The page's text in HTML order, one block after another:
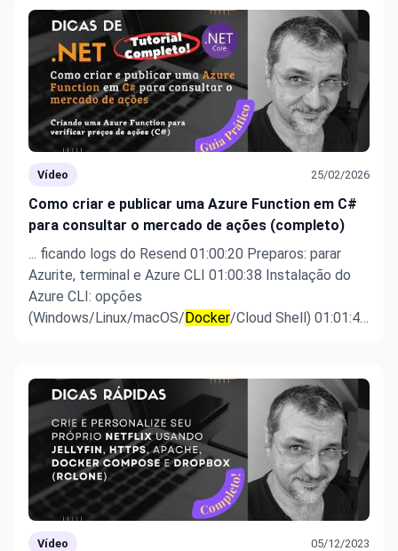
00:04:53 Criando Storage Account (nome, região, SKU
...
Vídeo 25/02/2026
Como criar e publicar uma Azure Function em C#
para consultar o mercado de ações (completo)
... ficando logs do Resend 01:00:20 Preparos: parar
Azurite, terminal e Azure CLI 01:00:38 Instalação do
Azure CLI: opções
(Windows/Linux/macOS/Docker/Cloud Shell) 01:01:40
01:03:57 Criando Storage Account (nome, região, SKU
...
Vídeo 05/12/2023